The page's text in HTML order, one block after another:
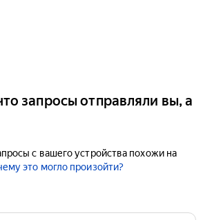
запросы отправляли вы, а
с вашего устройства похожи на
это могло произойти?